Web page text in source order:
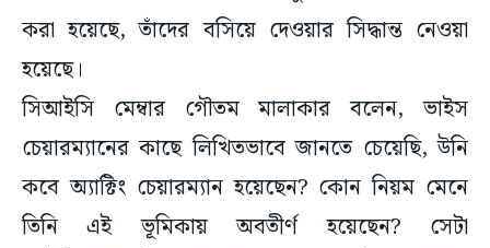
করা হয়েছে, তাঁদের বসিয়ে দেওয়ার সিদ্ধান্ত নেওয়া
হয়েছে।
সিআইসি মেম্বার গৌতম মালাকার বলেন, ভাইস
চেয়ারম্যানের কাছে লিখিতভাবে জানতে চেয়েছি, উনি
কবে অ্যাক্টিং চেয়ারম্যান হয়েছেন? কোন নিয়ম মেনে
তিনি এই ভূমিকায় অবতীর্ণ হয়েছেন? সেটা